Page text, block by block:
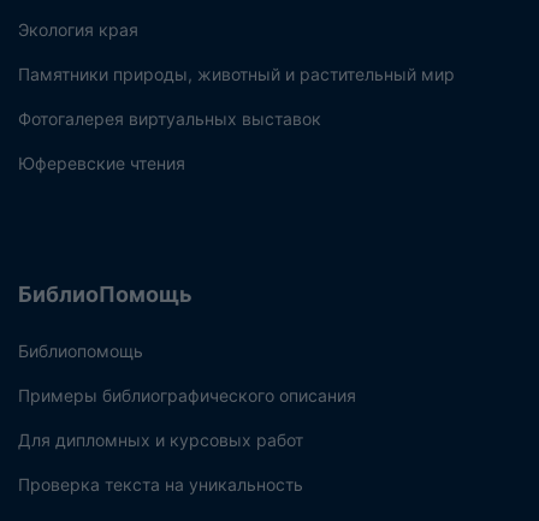
Экология края
Памятники природы, животный и растительный мир
Фотогалерея виртуальных выставок
Юферевские чтения
БиблиоПомощь
Библиопомощь
Примеры библиографического описания
Для дипломных и курсовых работ
Проверка текста на уникальность